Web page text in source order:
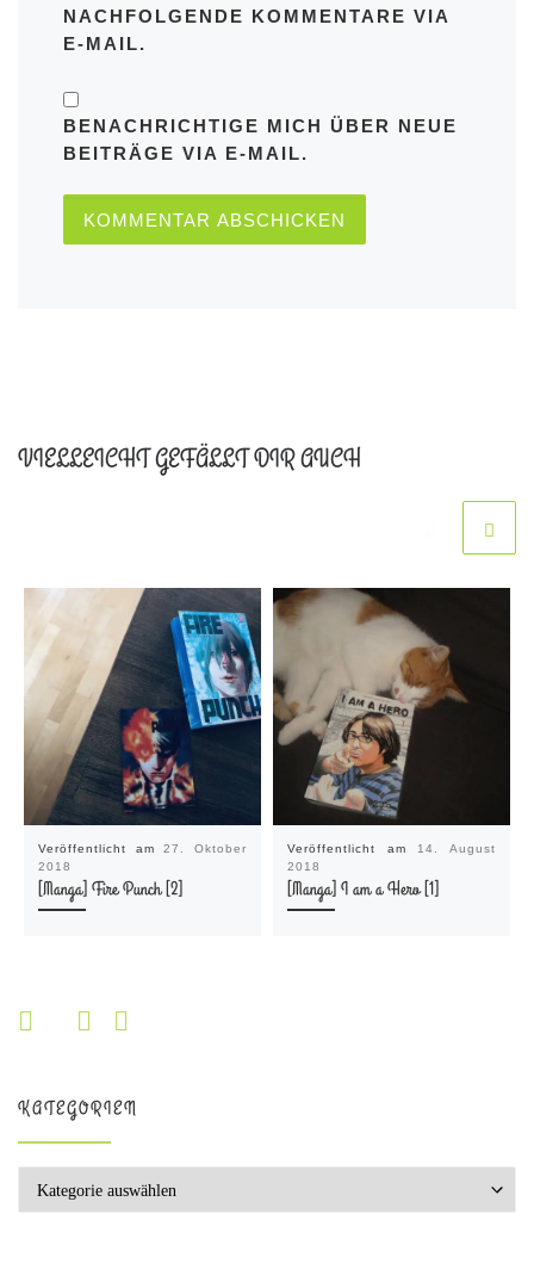
NACHFOLGENDE KOMMENTARE VIA
E-MAIL.
BENACHRICHTIGE MICH ÜBER NEUE
BEITRÄGE VIA E-MAIL.
VIELLEICHT GEFÄLLT DIR AUCH
Veröffentlicht am27. Oktober
2018
[Manga] Fire Punch [2]
Veröffentlicht am 14. August
2018
[Manga] I am a Hero [1]
KATEGORIEN